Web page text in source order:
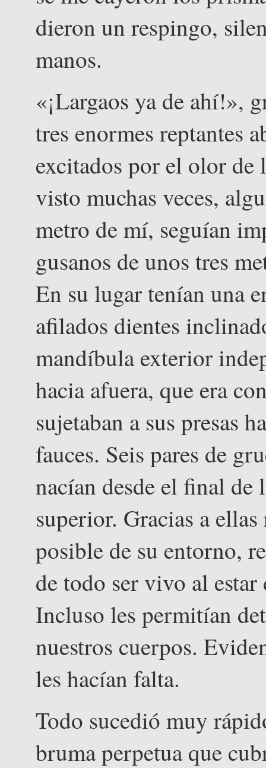
dieron un respingo,
manos.
«¡Largaos ya de ahí!»,
tres enormes reptantes
excitados por el olor de
visto muchas veces,
metro de mí, seguían
gusanos de unos tres
En su lugar tenían una
afilados dientes
mandíbula exterior
hacia afuera, que era
sujetaban a sus presas
fauces. Seis pares de
nacían desde el final de
superior. Gracias a
posible de su entorno,
de todo ser vivo al
Incluso les permitían
nuestros cuerpos.
les hacían falta.
Todo sucedió muy
bruma perpetua que